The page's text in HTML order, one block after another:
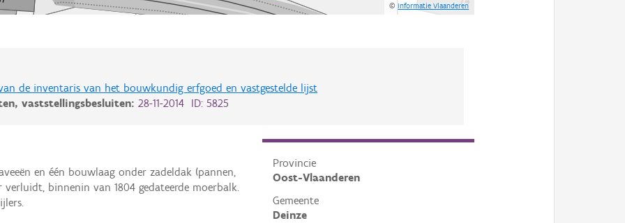
©Informatie Vlaanderen
de inventaris van het bouwkundig erfgoed en vastgestelde lijst
vaststellingsbesluiten:28-11-2014 ID: 5825
Provincie
Oost-Vlaanderen
Gemeente
Deinze
en één bouwlaag onder zadeldak (pannen,
binnenin van 1804 gedateerde moerbalk.